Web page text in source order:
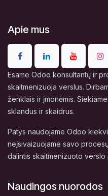
Apie mus
Esame Odoo konsultantų ir
skaitmenizuoja verslus.
ženklais ir įmonėmis.
sklandus ir skaidrus.
Patys naudojame Odoo
neįsivaizuojame savo
dalintis skaitmenizuoto verslo
Naudingos nuorodos